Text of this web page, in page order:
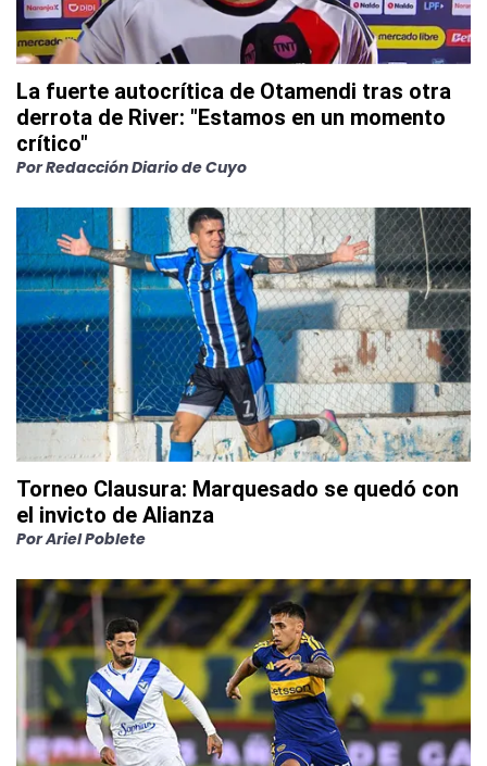
La fuerte autocrítica de Otamendi tras otra
derrota de River: "Estamos en un momento
crítico"
PorRedacción Diario de Cuyo
Torneo Clausura: Marquesado se quedó con
el invicto de Alianza
PorAriel Poblete